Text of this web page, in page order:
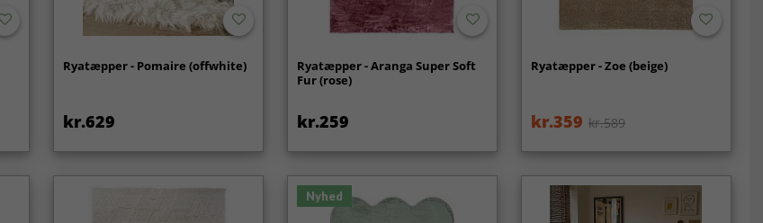
Ryatæpper - Pomaire (offwhite)
kr.629
Ryatæpper - Aranga Super Soft
Fur (rose)
kr.259
Ryatæpper - Zoe (beige)
kr.359 kr.589
Nyhed